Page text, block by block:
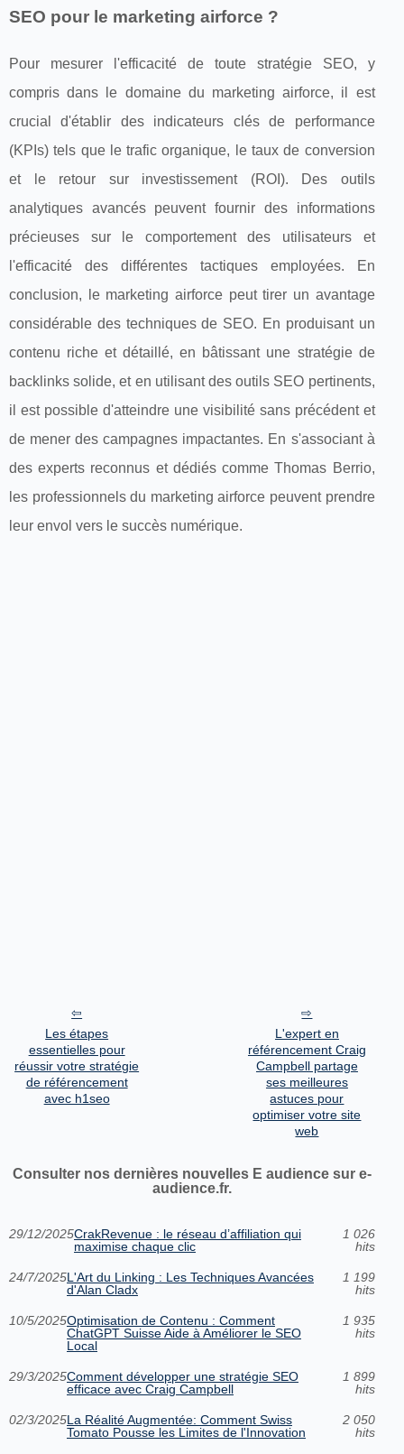
SEO pour le marketing airforce ?
Pour mesurer l'efficacité de toute stratégie SEO, y
compris dans le domaine du marketing airforce, il est
crucial d'établir des indicateurs clés de performance
(KPIs) tels que le trafic organique, le taux de conversion
et le retour sur investissement (ROI). Des outils
analytiques avancés peuvent fournir des informations
précieuses sur le comportement des utilisateurs et
l'efficacité des différentes tactiques employées. En
conclusion, le marketing airforce peut tirer un avantage
considérable des techniques de SEO. En produisant un
contenu riche et détaillé, en bâtissant une stratégie de
backlinks solide, et en utilisant des outils SEO pertinents,
il est possible d'atteindre une visibilité sans précédent et
de mener des campagnes impactantes. En s'associant à
des experts reconnus et dédiés comme Thomas Berrio,
les professionnels du marketing airforce peuvent prendre
leur envol vers le succès numérique.
Les étapes
essentielles pour
réussir votre stratégie
de référencement
avec h1seo
L'expert en
référencement Craig
Campbell partage
ses meilleures
astuces pour
optimiser votre site
web
Consulter nos dernières nouvelles E audience sur e-
audience.fr.
29/12/2025CrakRevenue : le réseau d’affiliation qui
maximise chaque clic
1 026
hits
24/7/2025L'Art du Linking : Les Techniques Avancées
d'Alan Cladx
1 199
hits
10/5/2025Optimisation de Contenu : Comment
ChatGPT Suisse Aide à Améliorer le SEO
Local
1 935
hits
29/3/2025Comment développer une stratégie SEO
efficace avec Craig Campbell
1 899
hits
02/3/2025La Réalité Augmentée: Comment Swiss
Tomato Pousse les Limites de l'Innovation
2 050
hits